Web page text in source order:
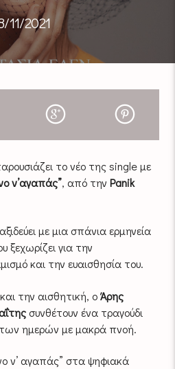
11/2021
το νέο της single με
ν’αγαπάς”, από τηνPanik
με μια σπάνια ερμηνεία
ξεχωρίζει για την
και την ευαισθησία του.
την αισθητική, οΆρης
συνθέτουν ένα τραγούδι
ημερών με μακρά πνοή.
ν’ αγαπάς” στα ψηφιακά